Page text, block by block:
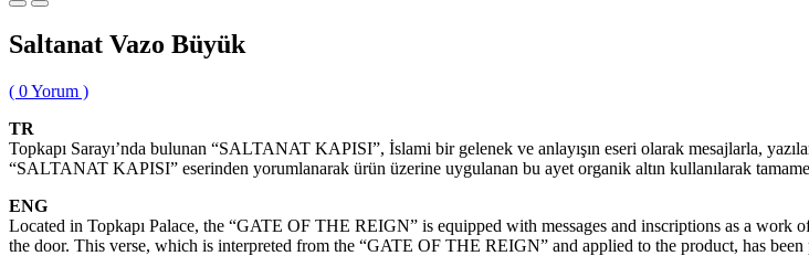
Saltanat Vazo Büyük
( 0Yorum )
TR
Topkapı Sarayı’nda bulunan “SALTANAT KAPISI”, İslami bir gelenek ve anlayışın eseri olarak mesajlarla,
“SALTANAT KAPISI” eserinden yorumlanarak ürün üzerine uygulanan bu ayet organik altın kullanılarak
ENG
Located in Topkapı Palace, the “GATE OF THE REIGN” is equipped with messages and inscriptions as a
the door. This verse, which is interpreted from the “GATE OF THE REIGN” and applied to the product, has